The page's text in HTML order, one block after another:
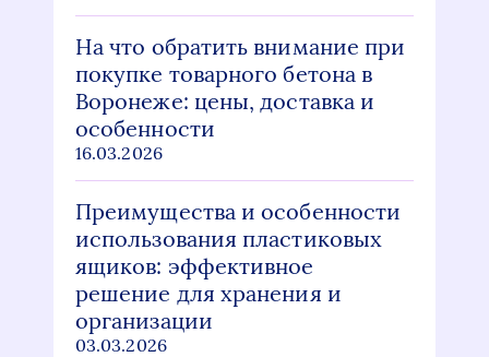
На что обратить внимание при
покупке товарного бетона в
Воронеже: цены, доставка и
особенности
16.03.2026
Преимущества и особенности
использования пластиковых
ящиков: эффективное
решение для хранения и
организации
03.03.2026